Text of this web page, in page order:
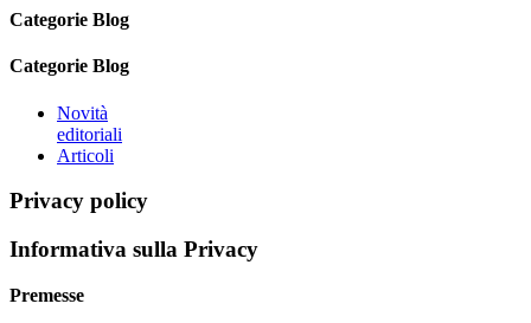
Categorie Blog
Categorie Blog
Novità
editoriali
Articoli
Privacy policy
Informativa sulla Privacy
Premesse